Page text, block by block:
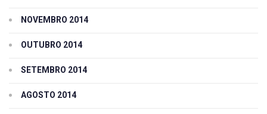
NOVEMBRO 2014
OUTUBRO 2014
SETEMBRO 2014
AGOSTO 2014